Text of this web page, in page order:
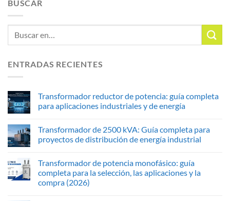
BUSCAR
ENTRADAS RECIENTES
Transformador reductor de potencia: guía completa
para aplicaciones industriales y de energía
Transformador de 2500 kVA: Guía completa para
proyectos de distribución de energía industrial
Transformador de potencia monofásico: guía
completa para la selección, las aplicaciones y la
compra (2026)